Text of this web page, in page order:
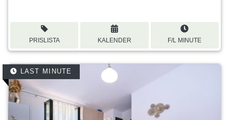
PRISLISTA KALENDER F/L MINUTE
LAST MINUTE